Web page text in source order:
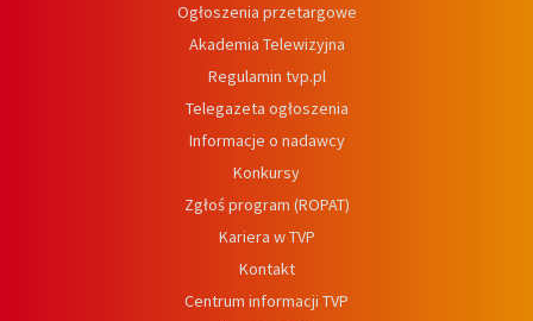
Ogłoszenia przetargowe
Akademia Telewizyjna
Regulamin tvp.pl
Telegazeta ogłoszenia
Informacje o nadawcy
Konkursy
Zgłoś program (ROPAT)
Kariera w TVP
Kontakt
Centrum informacji TVP